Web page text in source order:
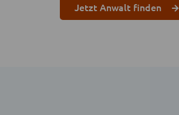
Jetzt Anwalt finden